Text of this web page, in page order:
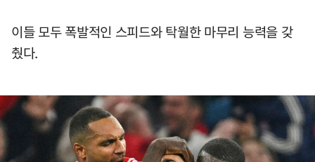
이들 모두 폭발적인 스피드와 탁월한 마무리 능력을 갖
췄다.